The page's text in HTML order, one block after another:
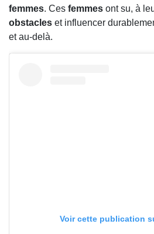
femmes. Ces femmes ont su, à
obstacles et influencer
et au-delà.
Voir cette publication